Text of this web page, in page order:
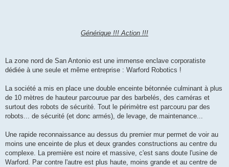
Générique !!! Action !!!
La zone nord de San Antonio est une immense enclave corporatiste
dédiée à une seule et même entreprise : Warford Robotics !
La société a mis en place une double enceinte bétonnée culminant à plus
de 10 mètres de hauteur parcourue par des barbelés, des caméras et
surtout des robots de sécurité. Tout le périmètre est parcouru par des
robots... de sécurité (et donc armés), de levage, de maintenance...
Une rapide reconnaissance au dessus du premier mur permet de voir au
moins une enceinte de plus et deux grandes constructions au centre du
complexe. La première est noire et massive, c'est sans doute l'usine de
Warford. Par contre l'autre est plus haute, moins grande et au centre de